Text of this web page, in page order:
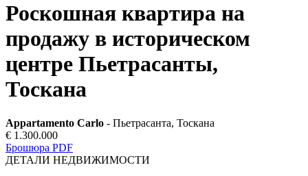
Роскошная квартира на
продажу в историческом
центре Пьетрасанты,
Тоскана
Appartamento Carlo - Пьетрасанта, Тоскана
€ 1.300.000
Брошюра PDF
ДЕТАЛИ НЕДВИЖИМОСТИ